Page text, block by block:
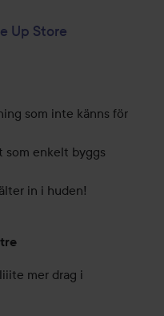
Up Store
som inte känns för
som enkelt byggs
in i huden!
mer drag i